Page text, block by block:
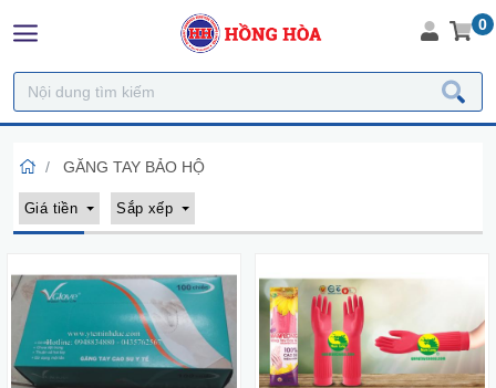
0
GĂNG TAY BẢO HỘ
Giá tiền Sắp xếp